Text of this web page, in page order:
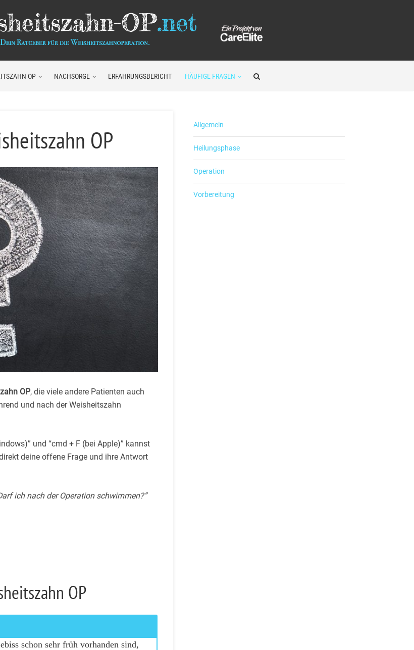
OP NACHSORGE ERFAHRUNGSBERICHT HÄUFIGE FRAGEN
OP
OP, die viele andere Patienten auch
und nach der Weisheitszahn
und “cmd + F (bei Apple)” kannst
deine offene Frage und ihre Antwort
ich nach der Operation schwimmen?”
OP
schon sehr früh vorhanden sind,
Allgemein
Heilungsphase
Operation
Vorbereitung